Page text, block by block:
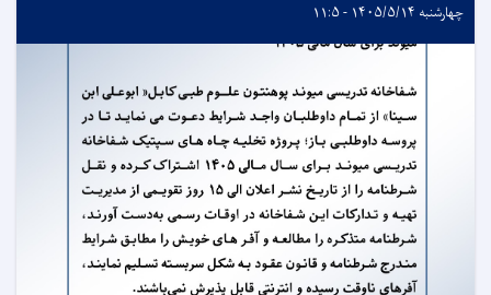
چهارشنبه ۱۴۰۵/۵/۱۴ - ۱۱:۵